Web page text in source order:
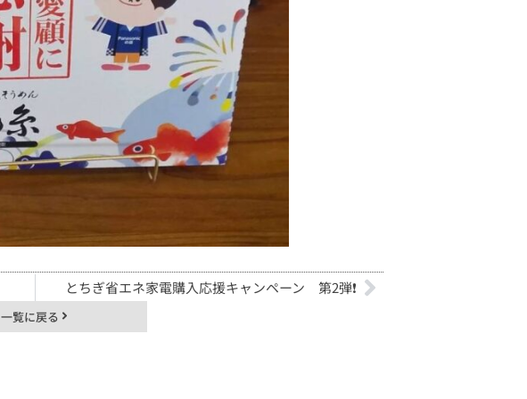
とちぎ省エネ家電購入応援キャンペーン 第2弾❗
一覧に戻る